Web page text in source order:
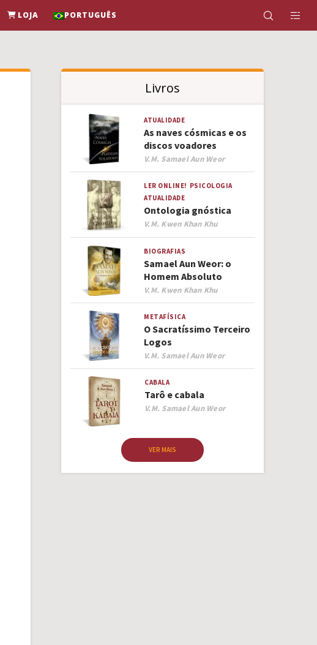
LOJA PORTUGUÊS
Livros
ATUALIDADE
As naves cósmicas e os
discos voadores
Author
V.M. Samael Aun Weor
LER ONLINE! PSICOLOGIA
ATUALIDADE
Ontologia gnóstica
Author
V.M. Kwen Khan Khu
BIOGRAFIAS
Samael Aun Weor: o
Homem Absoluto
Author
V.M. Kwen Khan Khu
METAFÍSICA
O Sacratíssimo Terceiro
Logos
Author
V.M. Samael Aun Weor
CABALA
Tarô e cabala
Author
V.M. Samael Aun Weor
VER MAIS